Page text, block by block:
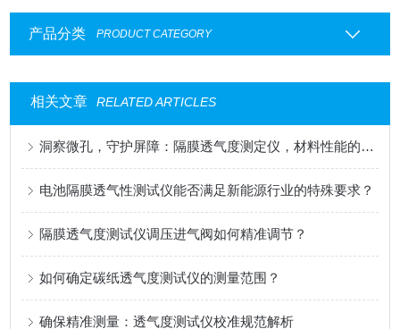
产品分类 PRODUCT CATEGORY
相关文章 RELATED ARTICLES
洞察微孔，守护屏障：隔膜透气度测定仪，材料性能的精密标尺
电池隔膜透气性测试仪能否满足新能源行业的特殊要求？
隔膜透气度测试仪调压进气阀如何精准调节？
如何确定碳纸透气度测试仪的测量范围？
确保精准测量：透气度测试仪校准规范解析